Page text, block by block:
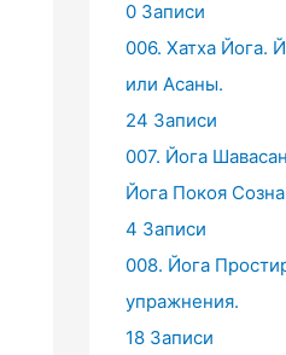
0 Записи
006. Хатха Йога.
или Асаны.
24 Записи
007. Йога
Йога Покоя
4 Записи
008. Йога
упражнения.
18 Записи